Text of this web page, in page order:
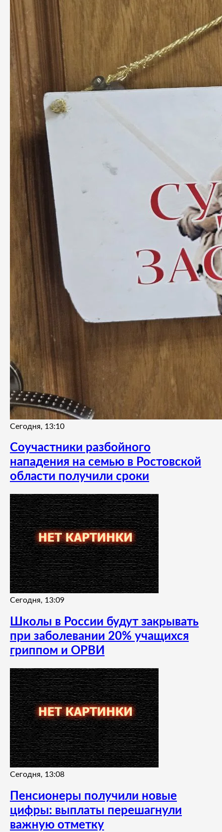
Сегодня, 13:10
Соучастники разбойного
нападения на семью в Ростовской
области получили сроки
Сегодня, 13:09
Школы в России будут закрывать
при заболевании 20% учащихся
гриппом и ОРВИ
Сегодня, 13:08
Пенсионеры получили новые
цифры: выплаты перешагнули
важную отметку